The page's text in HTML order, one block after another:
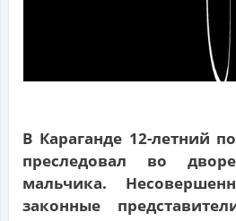
В Караганде 12-летний
преследовал во
мальчика.
законные